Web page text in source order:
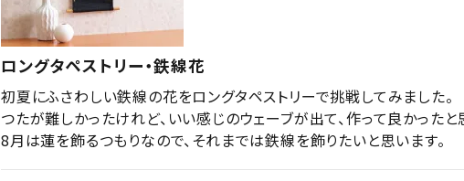
ロングタペストリー・鉄線花
初夏にふさわしい鉄線の花をロングタペストリーで挑戦してみました。
つたが難しかったけれど、いい感じのウェーブが出て、作って良かったと
8月は蓮を飾るつもりなので、それまでは鉄線を飾りたいと思います。